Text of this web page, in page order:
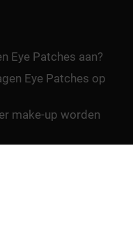
Eye Patches aan?
Eye Patches op
make-up worden